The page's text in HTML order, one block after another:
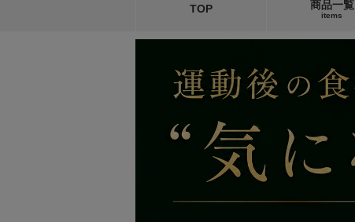
TOP 商品一覧
items